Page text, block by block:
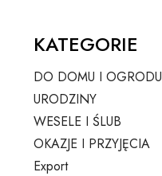
KATEGORIE
DO DOMU I OGRODU
URODZINY
WESELE I ŚLUB
OKAZJE I PRZYJĘCIA
Export